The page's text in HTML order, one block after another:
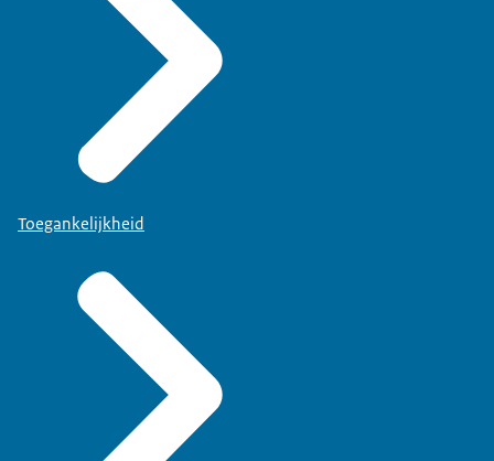
Toegankelijkheid